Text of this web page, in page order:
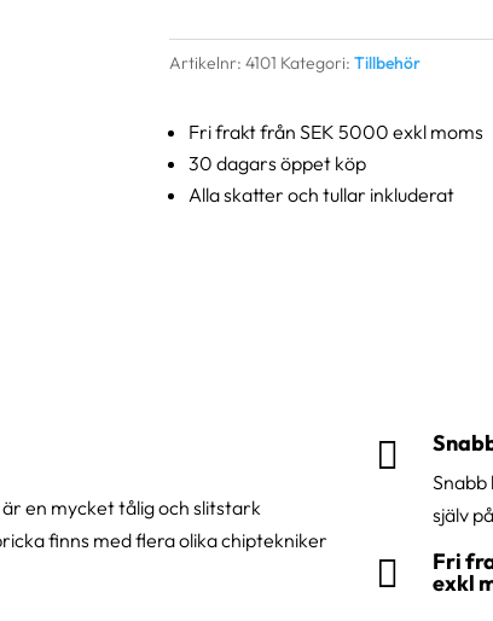
Artikelnr: 4101 Kategori: Tillbehör
Fri frakt från SEK 5000 exkl moms
30 dagars öppet köp
Alla skatter och tullar inkluderat
en mycket tålig och slitstark
finns med flera olika chiptekniker

Snabb
själv
 Fri
exkl